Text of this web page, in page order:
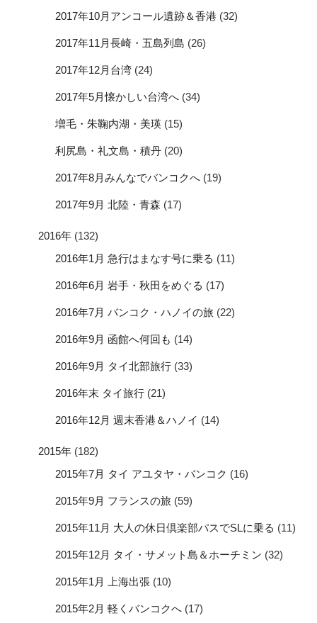
2017年10月アンコール遺跡＆香港 (32)
2017年11月長崎・五島列島 (26)
2017年12月台湾 (24)
2017年5月懐かしい台湾へ (34)
増毛・朱鞠内湖・美瑛 (15)
利尻島・礼文島・積丹 (20)
2017年8月みんなでバンコクへ (19)
2017年9月 北陸・青森 (17)
2016年 (132)
2016年1月 急行はまなす号に乗る (11)
2016年6月 岩手・秋田をめぐる (17)
2016年7月 バンコク・ハノイの旅 (22)
2016年9月 函館へ何回も (14)
2016年9月 タイ北部旅行 (33)
2016年末 タイ旅行 (21)
2016年12月 週末香港＆ハノイ (14)
2015年 (182)
2015年7月 タイ アユタヤ・バンコク (16)
2015年9月 フランスの旅 (59)
2015年11月 大人の休日倶楽部パスでSLに乗る (11)
2015年12月 タイ・サメット島＆ホーチミン (32)
2015年1月 上海出張 (10)
2015年2月 軽くバンコクへ (17)